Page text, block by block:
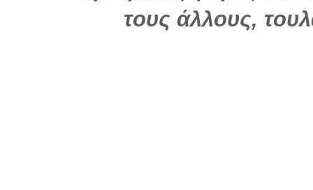
τους άλλους,